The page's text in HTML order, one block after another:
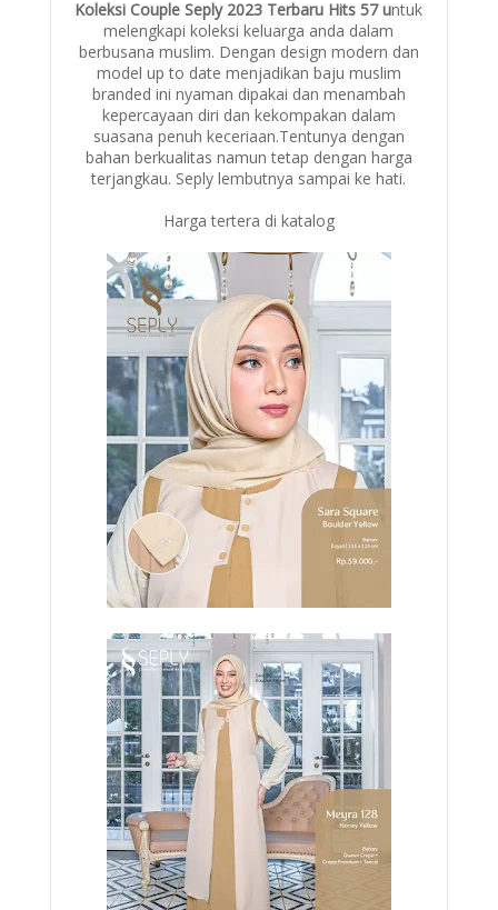
Koleksi Couple Seply 2023 Terbaru Hits 57 untuk
melengkapi koleksi keluarga anda dalam
berbusana muslim. Dengan design modern dan
model up to date menjadikan baju muslim
branded ini nyaman dipakai dan menambah
kepercayaan diri dan kekompakan dalam
suasana penuh keceriaan.Tentunya dengan
bahan berkualitas namun tetap dengan harga
terjangkau. Seply lembutnya sampai ke hati.
Harga tertera di katalog